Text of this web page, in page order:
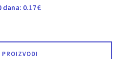
dana: 0.17€
PROIZVODI